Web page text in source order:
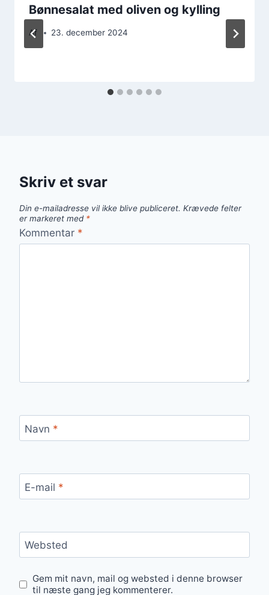
Bønnesalat med oliven og kylling
Af 23. december 2024
Skriv et svar
Din e-mailadresse vil ikke blive publiceret. Krævede felter
er markeret med *
Kommentar *
Navn *
E-mail *
Websted
Gem mit navn, mail og websted i denne browser
til næste gang jeg kommenterer.